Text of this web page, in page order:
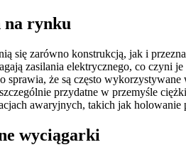
na rynku
się zarówno konstrukcją, jak i
zasilania elektrycznego, co
że są często
przydatne w przemyśle
awaryjnych, takich jak holowanie
wyciągarki